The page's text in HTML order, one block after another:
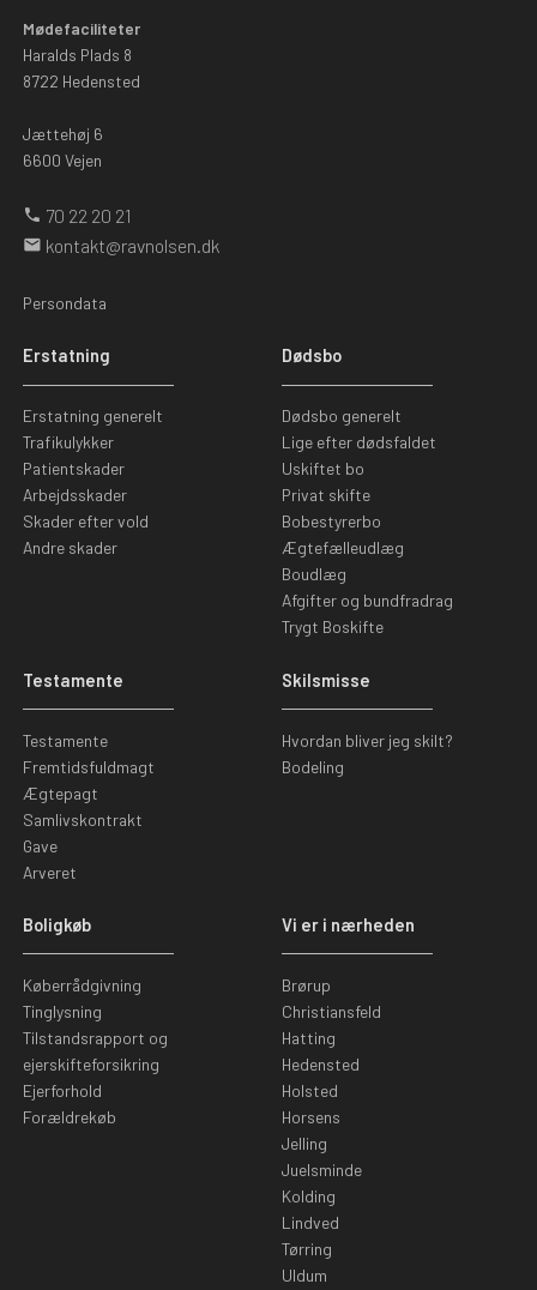
Mødefaciliteter
Haralds Plads 8
8722 Hedensted
Jættehøj 6
6600 Vejen
phone 70 22 20 21
mail kontakt@ravnolsen.dk
Persondata
Erstatning
Erstatning generelt
Trafikulykker
Patientskader
Arbejdsskader
Skader efter vold
Andre skader
Dødsbo
Dødsbo generelt
Lige efter dødsfaldet
Uskiftet bo
Privat skifte
Bobestyrerbo
Ægtefælleudlæg
Boudlæg
Afgifter og bundfradrag
Trygt Boskifte
Testamente
Testamente
Fremtidsfuldmagt
Ægtepagt
Samlivskontrakt
Gave
Arveret
Skilsmisse
Hvordan bliver jeg skilt?
Bodeling
Boligkøb
Køberrådgivning
Tinglysning
Tilstandsrapport og
ejerskifteforsikring
Ejerforhold
Forældrekøb
Vi er i nærheden
Brørup
Christiansfeld
Hatting
Hedensted
Holsted
Horsens
Jelling
Juelsminde
Kolding
Lindved
Tørring
Uldum